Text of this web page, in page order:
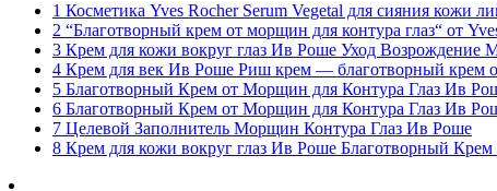
1 Косметика Yves Rocher Serum Vegetal для сияния кожи
2 “Благотворный крем от морщин для контура глаз“ от
3 Крем для кожи вокруг глаз Ив Роше Уход
4 Крем для век Ив Роше Риш крем — благотворный крем
5 Благотворный Крем от Морщин для Контура Глаз Ив
6 Благотворный Крем от Морщин для Контура Глаз Ив
7 Целевой Заполнитель Морщин Контура Глаз Ив Роше
8 Крем для кожи вокруг глаз Ив Роше Благотворный